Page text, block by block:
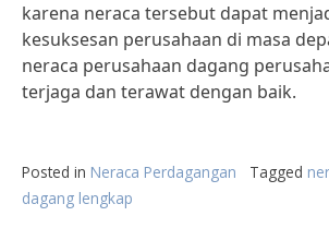
karena neraca tersebut dapat
kesuksesan perusahaan di masa
neraca perusahaan dagang
terjaga dan terawat dengan baik.
Posted in Neraca Perdagangan Tagged
dagang lengkap